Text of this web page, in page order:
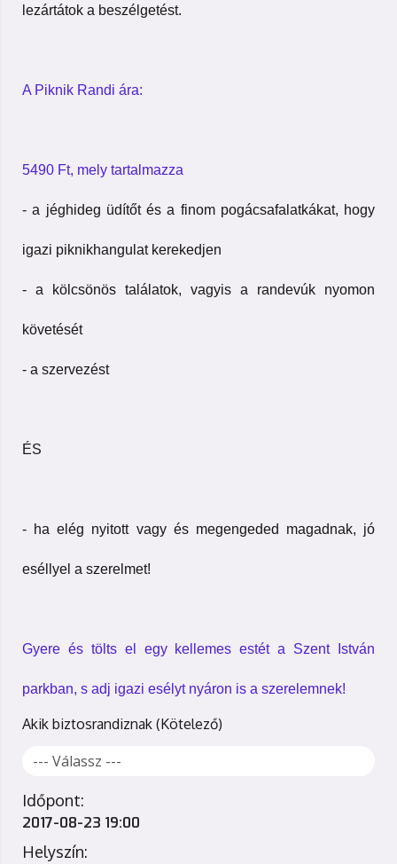
lezártátok a beszélgetést.
A Piknik Randi ára:
5490 Ft, mely tartalmazza
- a jéghideg üdítőt és a finom pogácsafalatkákat, hogy
igazi piknikhangulat kerekedjen
- a kölcsönös találatok, vagyis a randevúk nyomon
követését
- a szervezést
ÉS
- ha elég nyitott vagy és megengeded magadnak, jó
eséllyel a szerelmet!
Gyere és tölts el egy kellemes estét a Szent István
parkban, s adj igazi esélyt nyáron is a szerelemnek!
Akik biztosrandiznak
Időpont:
2017-08-23 19:00
Helyszín: